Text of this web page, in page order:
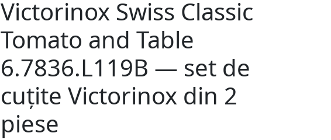
Victorinox Swiss Classic
Tomato and Table
6.7836.L119B — set de
cuțite Victorinox din 2
piese